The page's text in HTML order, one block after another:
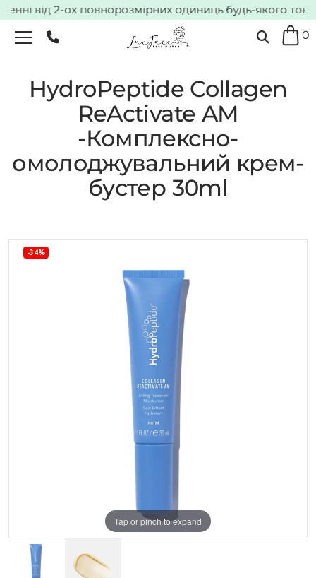
від 2-ох повнорозмірних одиниць будь-якого
0
HydroPeptide Collagen
ReActivate AM
-Комплексно-
омолоджувальний крем-
бустер 30ml
-34%
Tap or pinch to expand